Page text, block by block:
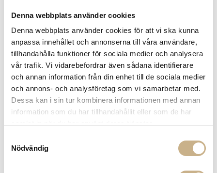
Denna webbplats använder cookies
Denna webbplats använder cookies för att vi ska kunna
anpassa innehållet och annonserna till våra användare,
tillhandahålla funktioner för sociala medier och analysera
vår trafik. Vi vidarebefordrar även sådana identifierare
och annan information från din enhet till de sociala medier
och annons- och analysföretag som vi samarbetar med.
Dessa kan i sin tur kombinera informationen med annan
information som du har tillhandahållit eller som de har
Nödvändig
Lagerstatus: I lager
14 dagars returrätt på lagervaror. Läs mer
Leverans inom 3-5 arbetsdagar på lagervaror
Få10% välkomstrabattnär du registrerar dig för vårt
nyhetsbrev
Fri frakt på mindra varor vid köp över 1000:-
900:- i frakt vid köp av större möbler
Hämta i butik